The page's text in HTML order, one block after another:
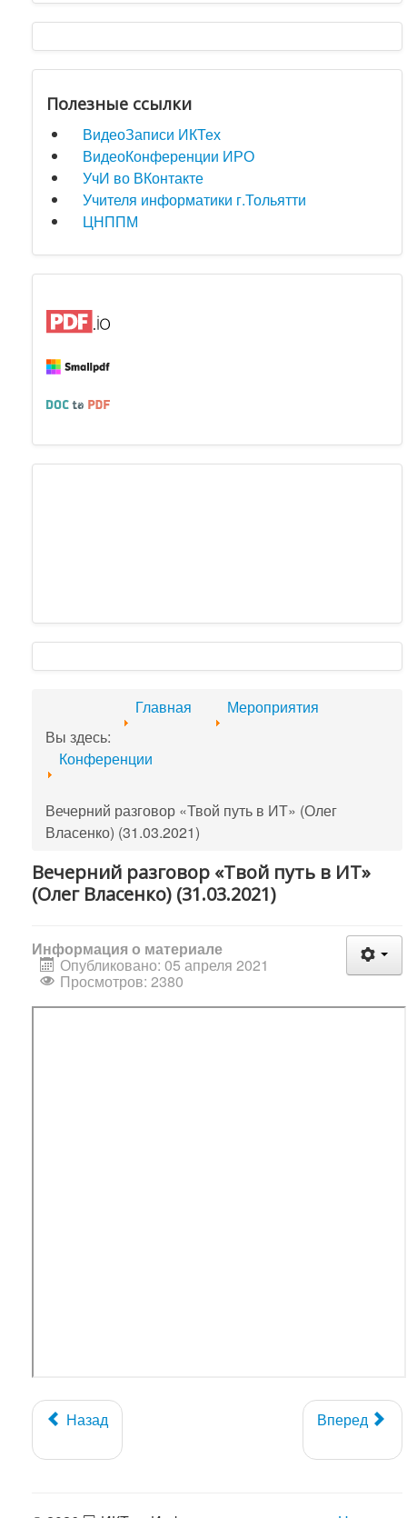
Полезные ссылки
ВидеоЗаписи ИКТех
ВидеоКонференции ИРО
УчИ во ВКонтакте
Учителя информатики г.Тольятти
ЦНППМ
Вы здесь:
Главная Мероприятия
Конференции
Вечерний разговор «Твой путь в ИТ» (Олег
Власенко) (31.03.2021)
Вечерний разговор «Твой путь в ИТ»
(Олег Власенко) (31.03.2021)
Информация о материале
Опубликовано: 05 апреля 2021
Просмотров: 2380
Назад Вперед